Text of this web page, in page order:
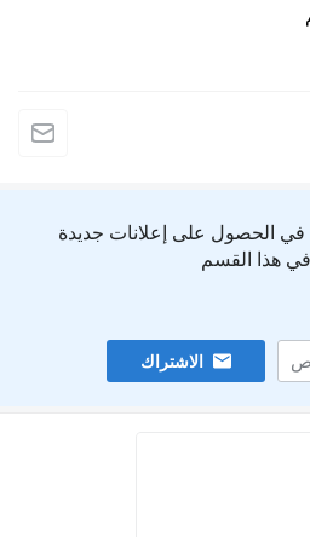
في الحصول على إعلانات جديدة
هذا القسم
الاشتراك